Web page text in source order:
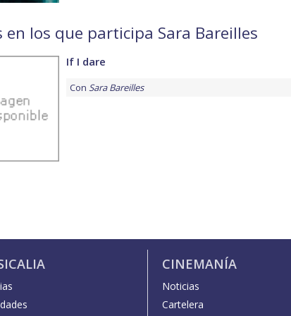
en los que participa Sara Bareilles
If I dare
Con Sara Bareilles
CINEMANÍA
Noticias
Cartelera